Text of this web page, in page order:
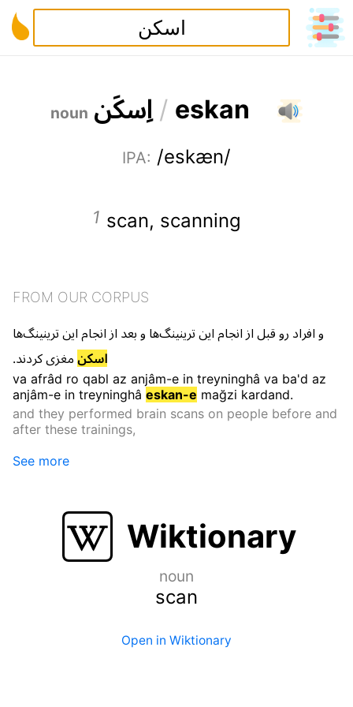
noun اسکن / eskan
IPA: /eskæn/
scan, scanning
FROM OUR CORPUS
و افراد رو قبل از انجام این ترینینگ‌ها و بعد از انجام این ترینینگ‌ها
اسکن مغزیکردند.
va afrâd ro qabl az anjâm-e in treyninghâ va ba'd az
anjâm-e in treyninghâ eskan-e mağzi kardand.
and they performed brain scans on people before and
after these trainings,
See more
Wiktionary
noun
scan
Open in Wiktionary